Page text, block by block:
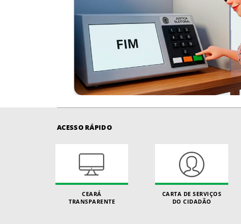
ACESSO RÁPIDO
CEARÁ
TRANSPARENTE
CARTA DE SERVIÇOS
DO CIDADÃO